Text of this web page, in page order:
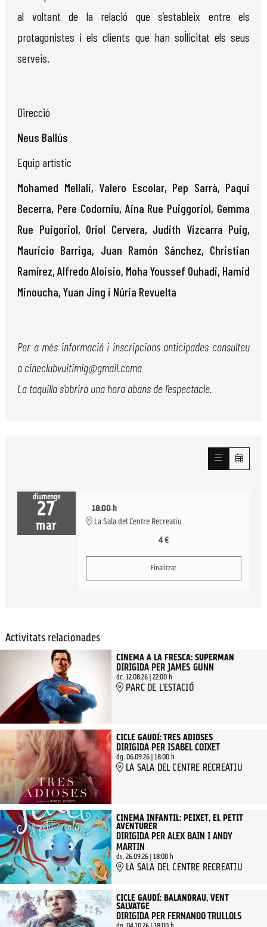
al voltant de la relació que s’estableix entre els
protagonistes i els clients que han sol·licitat els seus
serveis.
Direcció
Neus Ballús
Equip artístic
Mohamed Mellali, Valero Escolar, Pep Sarrà, Paqui
Becerra, Pere Codorniu, Aina Rue Puiggoriol, Gemma
Rue Puigoriol, Oriol Cervera, Judith Vizcarra Puig,
Mauricio Barriga, Juan Ramón Sánchez, Christian
Ramírez, Alfredo Aloisio, Moha Youssef Ouhadi, Hamid
Minoucha, Yuan Jing i Núria Revuelta
Per a més informació i inscripcions anticipades consulteu
a cineclubvuitimig@gmail.coma
La taquilla s'obrirà una hora abans de l'espectacle.
diumenge
27
mar
18:00 h
La Sala del Centre Recreatiu
4 €
Finalitzat
Activitats relacionades
CINEMA A LA FRESCA: SUPERMAN
DIRIGIDA PER JAMES GUNN
dc. 12.08.26| 22:00 h
PARC DE L'ESTACIÓ
CICLE GAUDÍ: TRES ADIOSES
DIRIGIDA PER ISABEL COIXET
dg. 06.09.26| 18:00 h
LA SALA DEL CENTRE RECREATIU
CINEMA INFANTIL: PEIXET, EL PETIT
AVENTURER
DIRIGIDA PER ALEX BAIN I ANDY
MARTIN
ds. 26.09.26| 18:00 h
LA SALA DEL CENTRE RECREATIU
CICLE GAUDÍ: BALANDRAU, VENT
SALVATGE
DIRIGIDA PER FERNANDO TRULLOLS